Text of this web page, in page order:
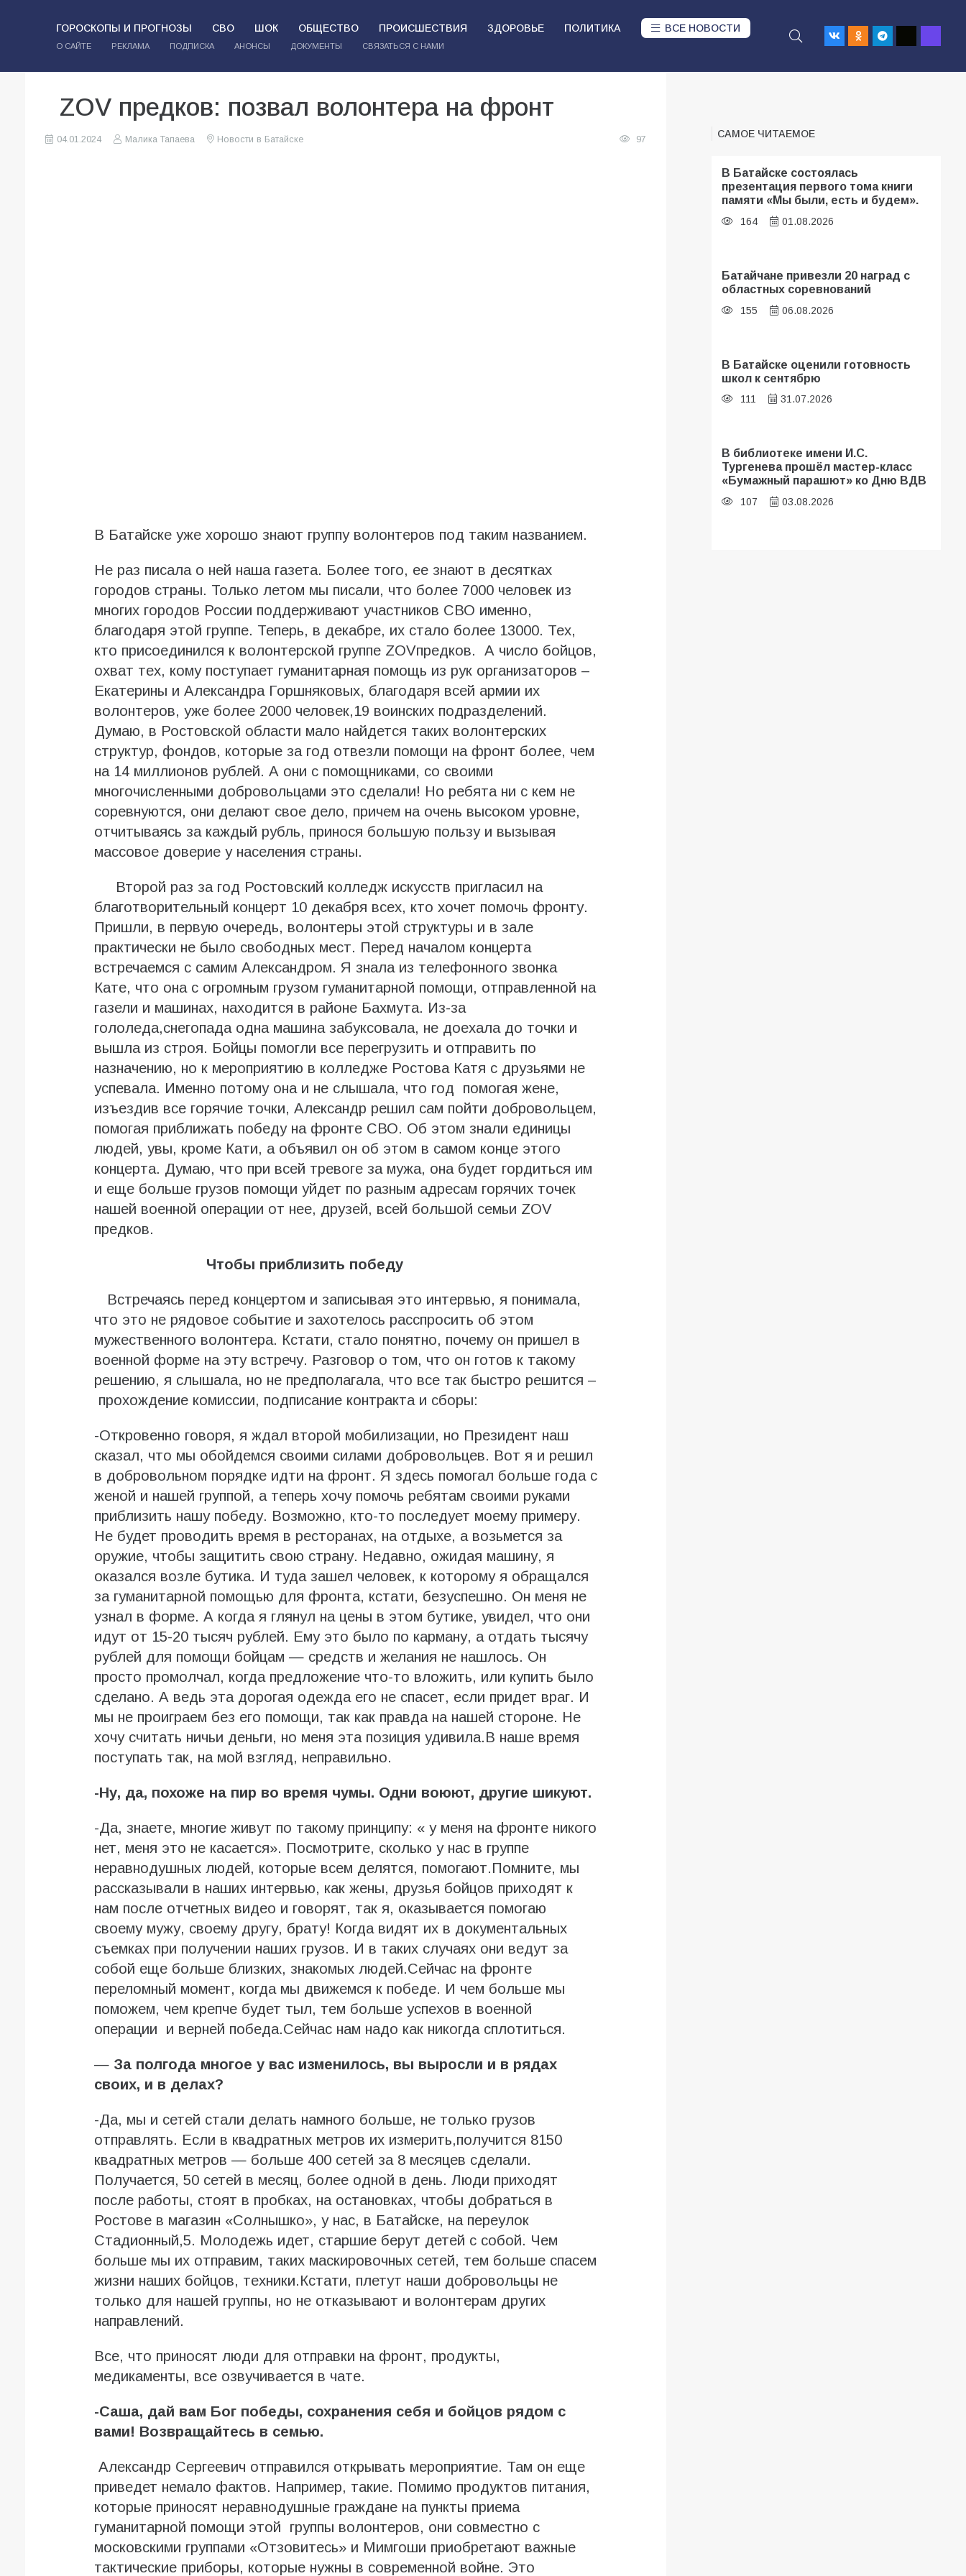
ГОРОСКОПЫ И ПРОГНОЗЫ СВО ШОК ОБЩЕСТВО ПРОИСШЕСТВИЯ ЗДОРОВЬЕ ПОЛИТИКА ВСЕ НОВОСТИ
О САЙТЕ РЕКЛАМА ПОДПИСКА АНОНСЫ ДОКУМЕНТЫ СВЯЗАТЬСЯ С НАМИ
ZOV предков: позвал волонтера на фронт
04.01.2024 Малика Тапаева Новости в Батайске 97
В Батайске уже хорошо знают группу волонтеров под таким названием.
Не раз писала о ней наша газета. Более того, ее знают в десятках
городов страны. Только летом мы писали, что более 7000 человек из
многих городов России поддерживают участников СВО именно,
благодаря этой группе. Теперь, в декабре, их стало более 13000. Тех,
кто присоединился к волонтерской группе ZOVпредков. А число бойцов,
охват тех, кому поступает гуманитарная помощь из рук организаторов –
Екатерины и Александра Горшняковых, благодаря всей армии их
волонтеров, уже более 2000 человек,19 воинских подразделений.
Думаю, в Ростовской области мало найдется таких волонтерских
структур, фондов, которые за год отвезли помощи на фронт более, чем
на 14 миллионов рублей. А они с помощниками, со своими
многочисленными добровольцами это сделали! Но ребята ни с кем не
соревнуются, они делают свое дело, причем на очень высоком уровне,
отчитываясь за каждый рубль, принося большую пользу и вызывая
массовое доверие у населения страны.
Второй раз за год Ростовский колледж искусств пригласил на
благотворительный концерт 10 декабря всех, кто хочет помочь фронту.
Пришли, в первую очередь, волонтеры этой структуры и в зале
практически не было свободных мест. Перед началом концерта
встречаемся с самим Александром. Я знала из телефонного звонка
Кате, что она с огромным грузом гуманитарной помощи, отправленной на
газели и машинах, находится в районе Бахмута. Из-за
гололеда,снегопада одна машина забуксовала, не доехала до точки и
вышла из строя. Бойцы помогли все перегрузить и отправить по
назначению, но к мероприятию в колледже Ростова Катя с друзьями не
успевала. Именно потому она и не слышала, что год помогая жене,
изъездив все горячие точки, Александр решил сам пойти добровольцем,
помогая приближать победу на фронте СВО. Об этом знали единицы
людей, увы, кроме Кати, а объявил он об этом в самом конце этого
концерта. Думаю, что при всей тревоге за мужа, она будет гордиться им
и еще больше грузов помощи уйдет по разным адресам горячих точек
нашей военной операции от нее, друзей, всей большой семьи ZOV
предков.
Чтобы приблизить победу
Встречаясь перед концертом и записывая это интервью, я понимала,
что это не рядовое событие и захотелось расспросить об этом
мужественного волонтера. Кстати, стало понятно, почему он пришел в
военной форме на эту встречу. Разговор о том, что он готов к такому
решению, я слышала, но не предполагала, что все так быстро решится –
прохождение комиссии, подписание контракта и сборы:
-Откровенно говоря, я ждал второй мобилизации, но Президент наш
сказал, что мы обойдемся своими силами добровольцев. Вот я и решил
в добровольном порядке идти на фронт. Я здесь помогал больше года с
женой и нашей группой, а теперь хочу помочь ребятам своими руками
приблизить нашу победу. Возможно, кто-то последует моему примеру.
Не будет проводить время в ресторанах, на отдыхе, а возьмется за
оружие, чтобы защитить свою страну. Недавно, ожидая машину, я
оказался возле бутика. И туда зашел человек, к которому я обращался
за гуманитарной помощью для фронта, кстати, безуспешно. Он меня не
узнал в форме. А когда я глянул на цены в этом бутике, увидел, что они
идут от 15-20 тысяч рублей. Ему это было по карману, а отдать тысячу
рублей для помощи бойцам — средств и желания не нашлось. Он
просто промолчал, когда предложение что-то вложить, или купить было
сделано. А ведь эта дорогая одежда его не спасет, если придет враг. И
мы не проиграем без его помощи, так как правда на нашей стороне. Не
хочу считать ничьи деньги, но меня эта позиция удивила.В наше время
поступать так, на мой взгляд, неправильно.
-Ну, да, похоже на пир во время чумы. Одни воюют, другие шикуют.
-Да, знаете, многие живут по такому принципу: « у меня на фронте никого
нет, меня это не касается». Посмотрите, сколько у нас в группе
неравнодушных людей, которые всем делятся, помогают.Помните, мы
рассказывали в наших интервью, как жены, друзья бойцов приходят к
нам после отчетных видео и говорят, так я, оказывается помогаю
своему мужу, своему другу, брату! Когда видят их в документальных
съемках при получении наших грузов. И в таких случаях они ведут за
собой еще больше близких, знакомых людей.Сейчас на фронте
переломный момент, когда мы движемся к победе. И чем больше мы
поможем, чем крепче будет тыл, тем больше успехов в военной
операции и верней победа.Сейчас нам надо как никогда сплотиться.
— За полгода многое у вас изменилось, вы выросли и в рядах
своих, и в делах?
-Да, мы и сетей стали делать намного больше, не только грузов
отправлять. Если в квадратных метров их измерить,получится 8150
квадратных метров — больше 400 сетей за 8 месяцев сделали.
Получается, 50 сетей в месяц, более одной в день. Люди приходят
после работы, стоят в пробках, на остановках, чтобы добраться в
Ростове в магазин «Солнышко», у нас, в Батайске, на переулок
Стадионный,5. Молодежь идет, старшие берут детей с собой. Чем
больше мы их отправим, таких маскировочных сетей, тем больше спасем
жизни наших бойцов, техники.Кстати, плетут наши добровольцы не
только для нашей группы, но не отказывают и волонтерам других
направлений.
Все, что приносят люди для отправки на фронт, продукты,
медикаменты, все озвучивается в чате.
-Саша, дай вам Бог победы, сохранения себя и бойцов рядом с
вами! Возвращайтесь в семью.
Александр Сергеевич отправился открывать мероприятие. Там он еще
приведет немало фактов. Например, такие. Помимо продуктов питания,
которые приносят неравнодушные граждане на пункты приема
гуманитарной помощи этой группы волонтеров, они совместно с
московскими группами «Отзовитесь» и Мимгоши приобретают важные
тактические приборы, которые нужны в современной войне. Это
САМОЕ ЧИТАЕМОЕ
В Батайске состоялась
презентация первого тома книги
памяти «Мы были, есть и будем».
164 01.08.2026
Батайчане привезли 20 наград с
областных соревнований
155 06.08.2026
В Батайске оценили готовность
школ к сентябрю
111 31.07.2026
В библиотеке имени И.С.
Тургенева прошёл мастер-класс
«Бумажный парашют» ко Дню ВДВ
107 03.08.2026